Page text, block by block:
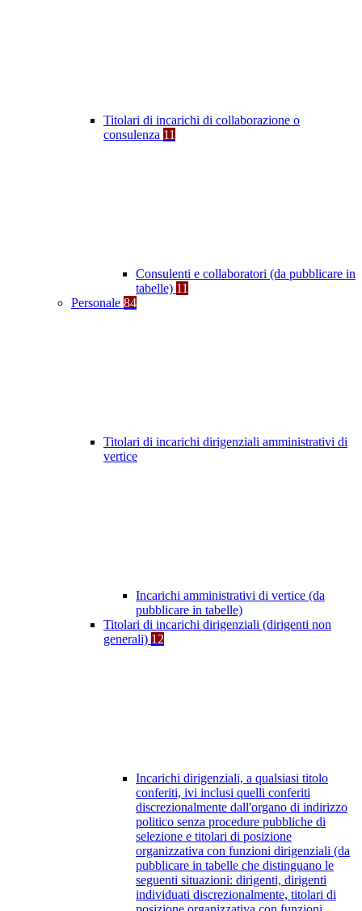
Titolari di incarichi di collaborazione o
consulenza 11
Consulenti e collaboratori (da pubblicare in
tabelle) 11
Personale 84
Titolari di incarichi dirigenziali amministrativi di
vertice
Incarichi amministrativi di vertice (da
pubblicare in tabelle)
Titolari di incarichi dirigenziali (dirigenti non
generali) 12
Incarichi dirigenziali, a qualsiasi titolo
conferiti, ivi inclusi quelli conferiti
discrezionalmente dall'organo di indirizzo
politico senza procedure pubbliche di
selezione e titolari di posizione
organizzativa con funzioni dirigenziali (da
pubblicare in tabelle che distinguano le
seguenti situazioni: dirigenti, dirigenti
individuati discrezionalmente, titolari di